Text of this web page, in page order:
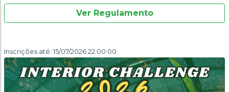
Ver Regulamento
Inscrições até: 15/07/2026 22:00:00